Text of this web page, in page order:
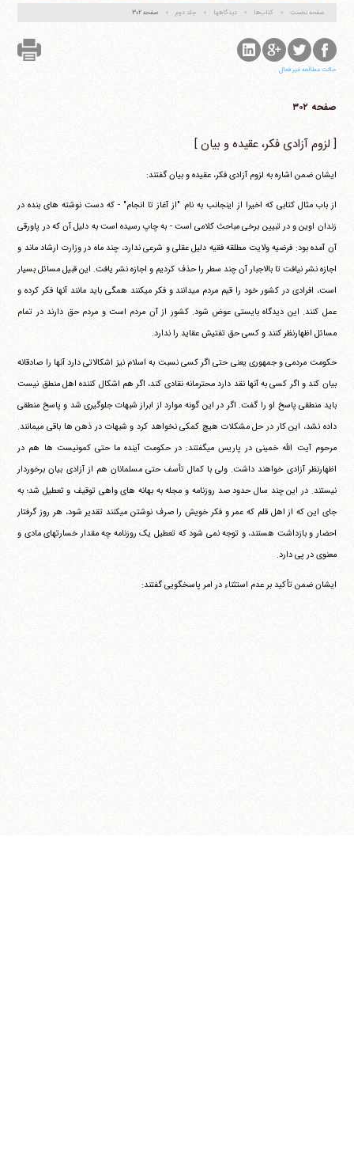
صفحه نخست کتاب‌ها دیدگاهها جلد دوم صفحه ۳۰۲
حالت مطالعه غیر فعال
صفحه ۳۰۲
[ لزوم آزادی فکر، عقیده و بیان ]
ایشان ضمن اشاره به لزوم آزادی فکر، عقیده و بیان گفتند:
از باب مثال کتابی که اخیرا از اینجانب به نام "از آغاز تا انجام" - که دست نوشته های بنده در
زندان اوین و در تبیین برخی مباحث کلامی است - به چاپ رسیده است به دلیل آن که در پاورقی
آن آمده بود: فرضیه ولایت مطلقه فقیه دلیل عقلی و شرعی ندارد، چند ماه در وزارت ارشاد ماند و
اجازه نشر نیافت تا بالاجبار آن چند سطر را حذف کردیم و اجازه نشر یافت. این قبیل مسائل بسیار
است، افرادی در کشور خود را قیم مردم می‎دانند و فکر می‎کنند همگی باید مانند آنها فکر کرده و
عمل کنند. این دیدگاه بایستی عوض شود. کشور از آن مردم است و مردم حق دارند در تمام
مسائل اظهارنظر کنند و کسی حق تفتیش عقاید را ندارد.
حکومت مردمی و جمهوری یعنی حتی اگر کسی نسبت به اسلام نیز اشکالاتی دارد آنها را صادقانه
بیان کند و اگر کسی به آنها نقد دارد محترمانه نقادی کند، اگر هم اشکال کننده اهل منطق نیست
باید منطقی پاسخ او را گفت. اگر در این گونه موارد از ابراز شبهات جلوگیری شد و پاسخ منطقی
داده نشد، این کار در حل مشکلات هیچ کمکی نخواهد کرد و شبهات در ذهن ها باقی می‎مانند.
مرحوم آیت الله خمینی در پاریس می‎گفتند: در حکومت آینده ما حتی کمونیست ها هم در
اظهارنظر آزادی خواهند داشت. ولی با کمال تأسف حتی مسلمانان هم از آزادی بیان برخوردار
نیستند. در این چند سال حدود صد روزنامه و مجله به بهانه های واهی توقیف و تعطیل شد؛ به
جای این که از اهل قلم که عمر و فکر خویش را صرف نوشتن می‎کنند تقدیر شود، هر روز گرفتار
احضار و بازداشت هستند، و توجه نمی شود که تعطیل یک روزنامه چه مقدار خسارتهای مادی و
معنوی در پی دارد.
ایشان ضمن تأکید بر عدم استثناء در امر پاسخگویی گفتند: